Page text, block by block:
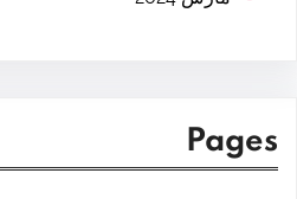
Pages